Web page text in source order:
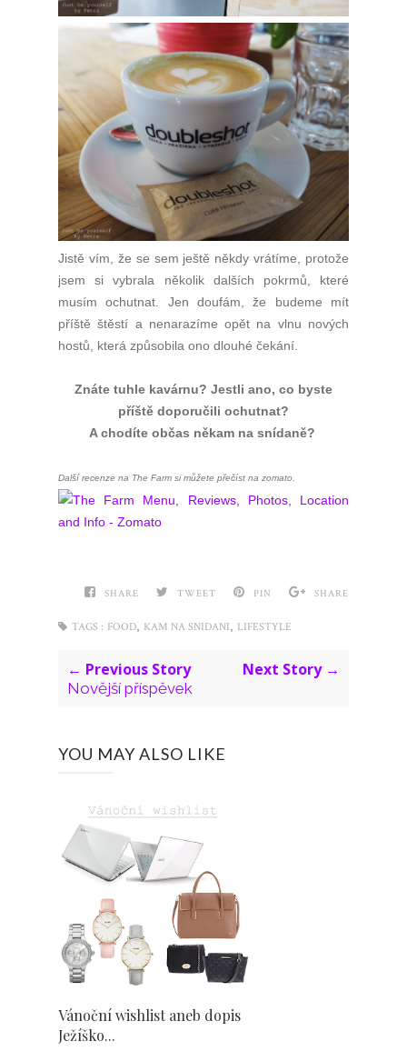
Jistě vím, že se sem ještě někdy vrátíme, protože
jsem si vybrala několik dalších pokrmů, které
musím ochutnat. Jen doufám, že budeme mít
příště štěstí a nenarazíme opět na vlnu nových
hostů, která způsobila ono dlouhé čekání.
Znáte tuhle kavárnu? Jestli ano, co byste
příště doporučili ochutnat?
A chodíte občas někam na snídaně?
Další recenze na The Farm si můžete přečíst na zomato.
SHARE TWEET PIN SHARE
TAGS : FOOD KAM NA SNIDANI LIFESTYLE
← Previous Story
Novější příspěvek
Next Story →
YOU MAY ALSO LIKE
Vánoční wishlist aneb dopis
Ježíško...